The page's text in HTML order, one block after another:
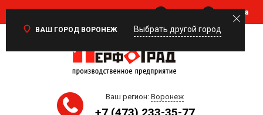
Корзина
ВАШ ГОРОД ВОРОНЕЖ Выбрать другой город
Ваш регион: Воронеж